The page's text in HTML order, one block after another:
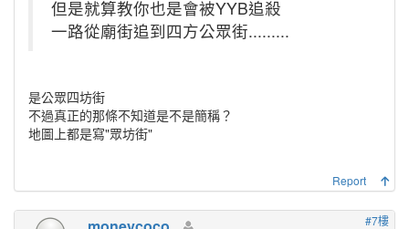
但是就算教你也是會被YYB追殺
一路從廟街追到四方公眾街.........
是公眾四坊街
不過真正的那條不知道是不是簡稱？
地圖上都是寫"眾坊街"
Report
#7樓